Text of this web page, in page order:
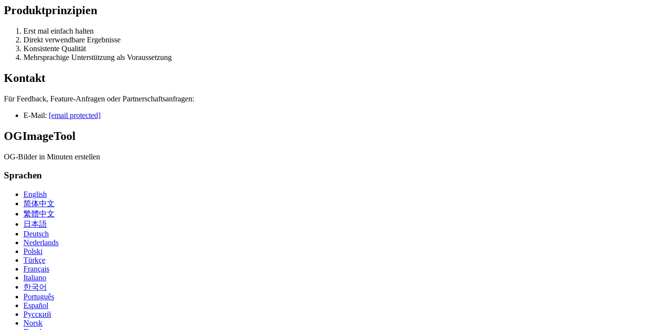
Produktprinzipien
Erst mal einfach halten
Direkt verwendbare Ergebnisse
Konsistente Qualität
Mehrsprachige Unterstützung als Voraussetzung
Kontakt
Für Feedback, Feature-Anfragen oder Partnerschaftsanfragen:
E-Mail: [email protected]
OGImageTool
OG-Bilder in Minuten erstellen
Sprachen
English
简体中文
繁體中文
日本語
Deutsch
Nederlands
Polski
Türkçe
Français
Italiano
한국어
Português
Español
Русский
Norsk